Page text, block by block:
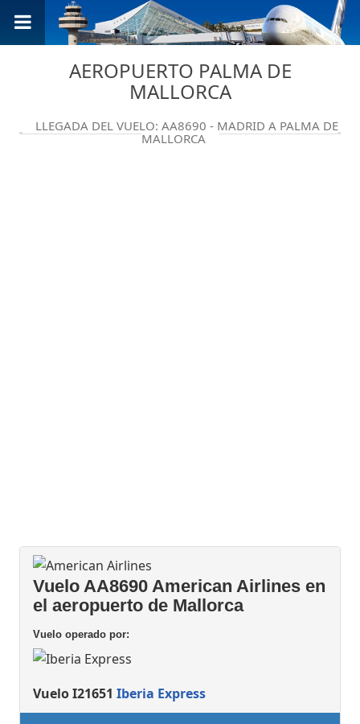
AEROPUERTO PALMA DE
MALLORCA
LLEGADA DEL VUELO: AA8690 - MADRID A PALMA DE
MALLORCA
Vuelo AA8690 American Airlines en
el aeropuerto de Mallorca
Vuelo operado por:
Vuelo I21651 Iberia Express